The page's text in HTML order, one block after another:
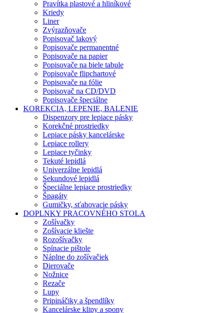
Pravítka plastové a hliníkové
Kriedy
Liner
Zvýrazňovače
Popisovač lakový
Popisovače permanentné
Popisovače na papier
Popisovače na biele tabule
Popisovače flipchartové
Popisovače na fólie
Popisovač na CD/DVD
Popisovače špeciálne
KOREKCIA, LEPENIE, BALENIE
Dispenzory pre lepiace pásky
Korekčné prostriedky
Lepiace pásky kancelárske
Lepiace rollery
Lepiace tyčinky
Tekuté lepidlá
Univerzálne lepidlá
Sekundové lepidlá
Špeciálne lepiace prostriedky
Špagáty
Gumičky, sťahovacie pásky
DOPLNKY PRACOVNÉHO STOLA
Zošívačky
Zošívacie kliešte
Rozošívačky
Spínacie pištole
Náplne do zošívačiek
Dierovače
Nožnice
Rezače
Lupy
Pripináčiky a špendlíky
Kancelárske klipy a spony